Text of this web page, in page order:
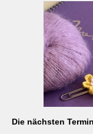
Die nächsten